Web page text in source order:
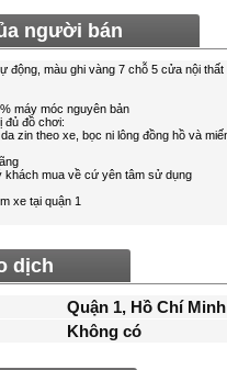
người bán
dịch
Quận 1, Hồ Chí Minh
Không có